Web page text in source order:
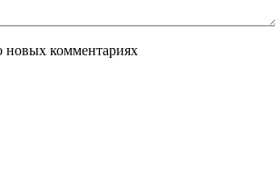
новых комментариях